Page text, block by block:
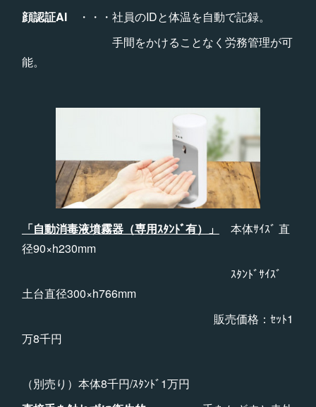
顔認証AI・・・社員のIDと体温を自動で記録。
手間をかけることなく労務管理が可
能。
「自動消毒液墳霧器（専用ｽﾀﾝﾄﾞ有）」
本体ｻｲｽﾞ 直
径90×h230mm
ｽﾀﾝﾄﾞｻｲｽﾞ
土台直径300×h766mm
販売価格：ｾｯﾄ1
万8千円
（別売り）本体8千円/ｽﾀﾝﾄﾞ1万円